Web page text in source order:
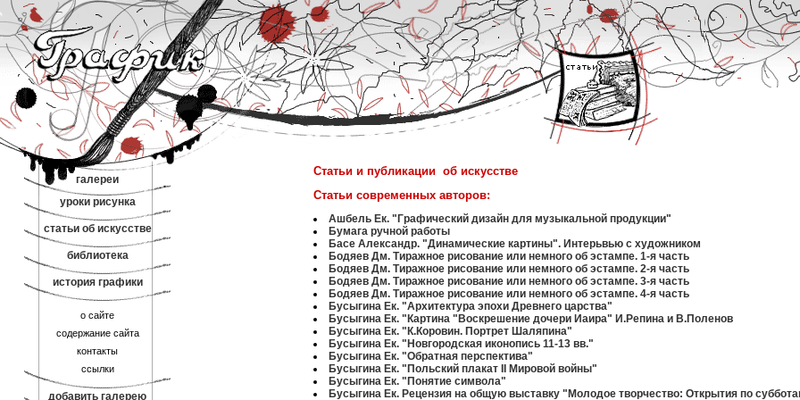
галереи
уроки рисунка
статьи об искусстве
библиотека
история графики
о сайте
содержание сайта
контакты
ссылки
добавить галерею
Статьи и публикации об искусстве
Статьи современных авторов:
Ашбель Ек. "Графический дизайн для музыкальной продукции"
Бумага ручной работы
Басе Александр. "Динамические картины". Интерьвью с художником
Бодяев Дм. Тиражное рисование или немного об эстампе. 1-я часть
Бодяев Дм. Тиражное рисование или немного об эстампе. 2-я часть
Бодяев Дм. Тиражное рисование или немного об эстампе. 3-я часть
Бодяев Дм. Тиражное рисование или немного об эстампе. 4-я часть
Бусыгина Ек. "Архитектура эпохи Древнего царства"
Бусыгина Ек. "Картина "Воскрешение дочери Иаира" И.Репина и В.Поленов
Бусыгина Ек. "К.Коровин. Портрет Шаляпина"
Бусыгина Ек. "Новгородская иконопись 11-13 вв."
Бусыгина Ек. "Обратная перспектива"
Бусыгина Ек. "Польский плакат II Мировой войны"
Бусыгина Ек. "Понятие символа"
Бусыгина Ек. Рецензия на общую выставку "Молодое творчество: Открытия по